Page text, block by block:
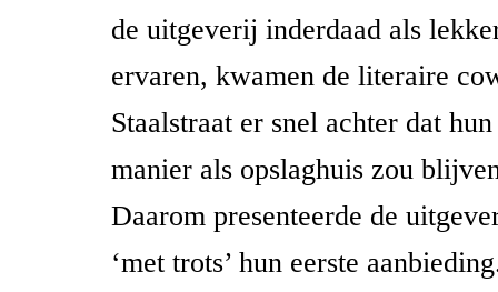
de uitgeverij inderdaad als
ervaren, kwamen de literaire
Staalstraat er snel achter dat
manier als opslaghuis zou
Daarom presenteerde de
‘met trots’ hun eerste